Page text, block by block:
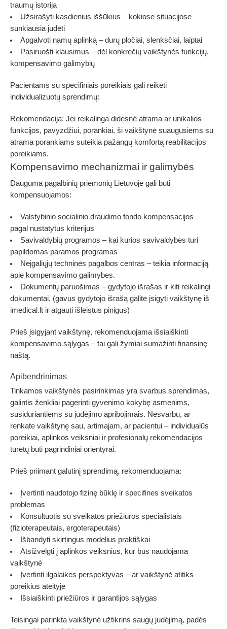
traumų istorija
Užsirašyti kasdienius iššūkius – kokiose situacijose
sunkiausia judėti
Apgalvoti namų aplinką– durų pločiai, slenksčiai, laiptai
Pasiruošti klausimus – dėl konkrečių vaikštynės funkcijų,
kompensavimo galimybių
Pacientams su specifiniais poreikiais gali reikėti
individualizuotų sprendimų:
Rekomendacija: Jei reikalinga didesnė atrama ar unikalios
funkcijos, pavyzdžiui, porankiai, ši vaikštynė suaugusiems su
atrama porankiams suteikia pažangų komfortą reabilitacijos
poreikiams.
Kompensavimo mechanizmai ir galimybės
Dauguma pagalbinių priemonių Lietuvoje gali būti
kompensuojamos:
Valstybinio socialinio draudimo fondo kompensacijos –
pagal nustatytus kriterijus
Savivaldybių programos – kai kurios savivaldybės turi
papildomas paramos programas
Neįgaliųjų techninės pagalbos centras – teikia informaciją
apie kompensavimo galimybes.
Dokumentų paruošimas – gydytojo išrašas ir kiti reikalingi
dokumentai. (gavus gydytojo išrašą galite įsigyti vaikštynę iš
imedical.lt ir atgauti išleistus pinigus)
Prieš įsigyjant vaikštynę, rekomenduojama išsiaiškinti
kompensavimo sąlygas – tai gali žymiai sumažinti finansinę
naštą.
Apibendrinimas
Tinkamos vaikštynės pasirinkimas yra svarbus sprendimas,
galintis ženkliai pagerinti gyvenimo kokybę asmenims,
susiduriantiems su judėjimo apribojimais. Nesvarbu, ar
renkate vaikštynę sau, artimajam, ar pacientui – individualūs
poreikiai, aplinkos veiksniai ir profesionalų rekomendacijos
turėtų būti pagrindiniai orientyrai.
Prieš priimant galutinį sprendimą, rekomenduojama:
Įvertinti naudotojo fizinę būklę ir specifines sveikatos
problemas
Konsultuotis su sveikatos priežiūros specialistais
(fizioterapeutais, ergoterapeutais)
Išbandyti skirtingus modelius praktiškai
Atsižvelgti į aplinkos veiksnius, kur bus naudojama
vaikštynė
Įvertinti ilgalaikes perspektyvas – ar vaikštynė atitiks
poreikius ateityje
Išsiaiškinti priežiūros ir garantijos sąlygas
Teisingai parinkta vaikštynė užtikrins saugų judėjimą, padės